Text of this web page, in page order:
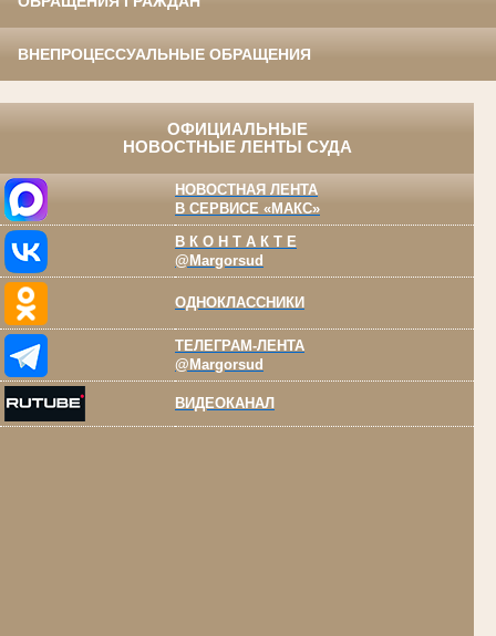
ВНЕПРОЦЕССУАЛЬНЫЕ ОБРАЩЕНИЯ
ОФИЦИАЛЬНЫЕ
НОВОСТНЫЕ ЛЕНТЫ СУДА
НОВОСТНАЯ ЛЕНТА
В СЕРВИСЕ «МАКС»
В К О Н Т А К Т Е
@Margorsud
ОДНОКЛАССНИКИ
ТЕЛЕГРАМ-ЛЕНТА
@Margorsud
ВИДЕОКАНАЛ